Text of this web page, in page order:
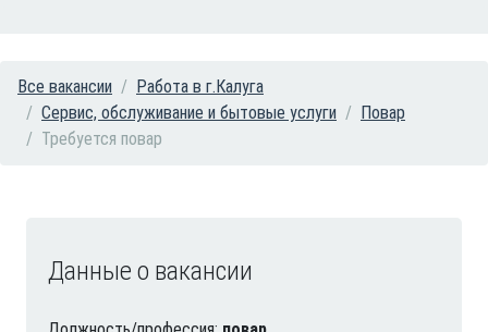
Все вакансии
Работа в г.Калуга
Сервис, обслуживание и бытовые услуги
Повар
Требуется повар
Данные о вакансии